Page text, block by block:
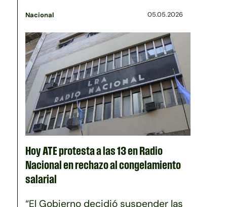
Nacional 05.05.2026
Hoy ATE protesta a las 13 en Radio
Nacional en rechazo al congelamiento
salarial
“El Gobierno decidió suspender las